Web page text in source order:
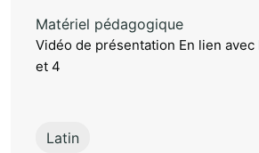
Matériel pédagogique
Vidéo de présentation En lien avec
et 4
Latin